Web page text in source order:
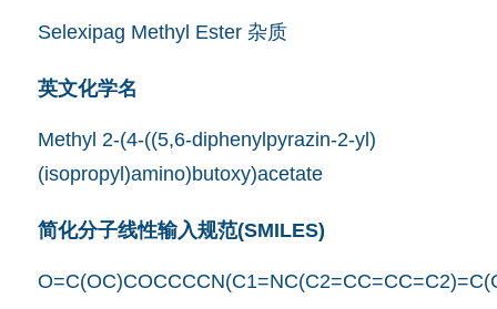
Selexipag Methyl Ester 杂质
英文化学名
Methyl 2-(4-((5,6-diphenylpyrazin-2-yl)
(isopropyl)amino)butoxy)acetate
简化分子线性输入规范(SMILES)